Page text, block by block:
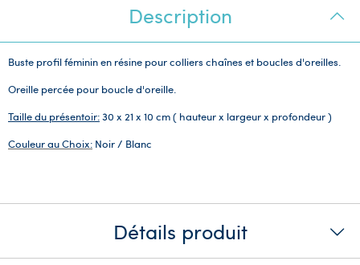
Description
Buste profil féminin en résine pour colliers chaînes et boucles d'oreilles.
Oreille percée pour boucle d'oreille.
Taille du présentoir:30 x 21 x 10 cm ( hauteur x largeur x profondeur )
Couleur au Choix: Noir / Blanc
Détails produit